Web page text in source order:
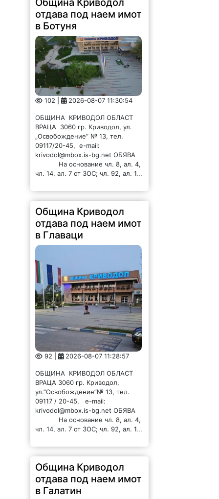
отдава под наем имот
в Ботуня
102 | 2026-08-07 11:30:54
ОБЩИНА КРИВОДОЛ ОБЛАСТ
ВРАЦА 3060 гр. Криводол, ул.
„Освобождение” № 13, тел.
09117/20-45, e-mail:
krivodol@mbox.is-bg.net ОБЯВА
На основание чл. 8, ал. 4,
чл. 14, ал. 7 от ЗОС; чл. 92, ал. 1...
Община Криводол
отдава под наем имот
в Главаци
92 | 2026-08-07 11:28:57
ОБЩИНА КРИВОДОЛ ОБЛАСТ
ВРАЦА 3060 гр. Криводол,
ул.”Освобождение”№ 13, тел.
09117 / 20-45, e-mail:
krivodol@mbox.is-bg.net ОБЯВА
На основание чл. 8, ал. 4,
чл. 14, ал. 7 от ЗОС; чл. 92, ал. 1...
Община Криводол
отдава под наем имот
в Галатин